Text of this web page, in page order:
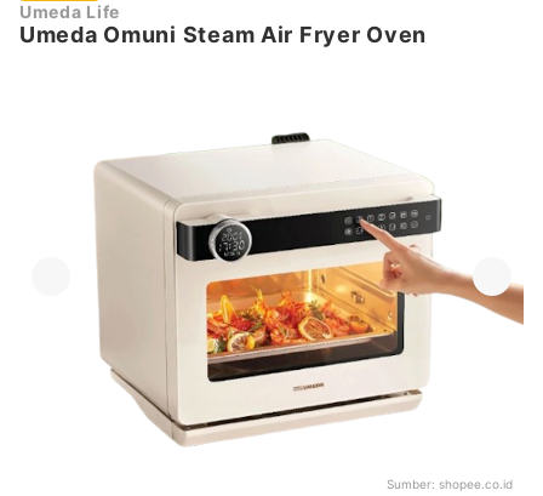
Umeda Life
Umeda Omuni Steam Air Fryer Oven
Sumber: shopee.co.id